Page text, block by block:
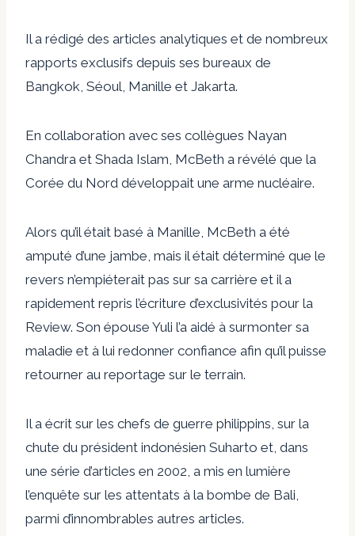
Il a rédigé des articles analytiques et de nombreux
rapports exclusifs depuis ses bureaux de
Bangkok, Séoul, Manille et Jakarta.
En collaboration avec ses collègues Nayan
Chandra et Shada Islam, McBeth a révélé que la
Corée du Nord développait une arme nucléaire.
Alors qu’il était basé à Manille, McBeth a été
amputé d’une jambe, mais il était déterminé que le
revers n’empiéterait pas sur sa carrière et il a
rapidement repris l’écriture d’exclusivités pour la
Review. Son épouse Yuli l’a aidé à surmonter sa
maladie et à lui redonner confiance afin qu’il puisse
retourner au reportage sur le terrain.
Il a écrit sur les chefs de guerre philippins, sur la
chute du président indonésien Suharto et, dans
une série d’articles en 2002, a mis en lumière
l’enquête sur les attentats à la bombe de Bali,
parmi d’innombrables autres articles.